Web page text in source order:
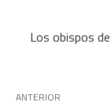
Los obispos
ANTERIOR